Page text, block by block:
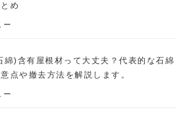
め
ー
綿)含有屋根材って大丈夫？代表的な石綿
点や撤去方法を解説します。
ー